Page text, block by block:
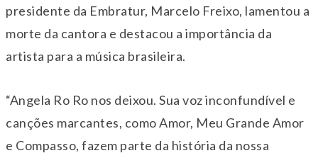
presidente da Embratur, Marcelo Freixo, lamentou a
morte da cantora e destacou a importância da
artista para a música brasileira.
“Angela Ro Ro nos deixou. Sua voz inconfundível e
canções marcantes, como Amor, Meu Grande Amor
e Compasso, fazem parte da história da nossa